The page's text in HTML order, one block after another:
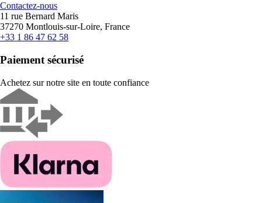
Contactez-nous
11 rue Bernard Maris
37270 Montlouis-sur-Loire, France
+33 1 86 47 62 58
Paiement sécurisé
Achetez sur notre site en toute confiance